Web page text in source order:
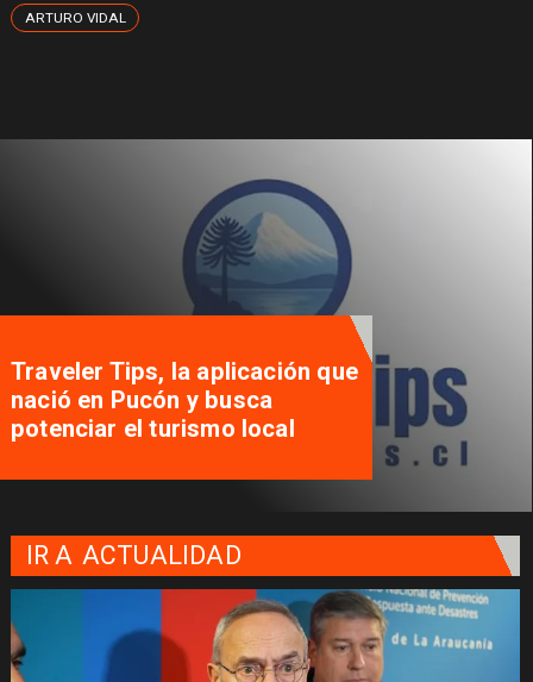
ARTURO VIDAL
Traveler Tips, la aplicación que
nació en Pucón y busca
potenciar el turismo local
IR A ACTUALIDAD